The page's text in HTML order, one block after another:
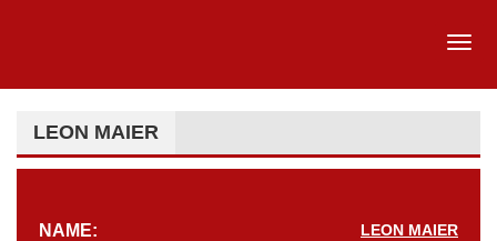
LEON MAIER
NAME: LEON MAIER